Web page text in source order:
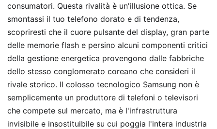
consumatori. Questa rivalità è un'illusione ottica. Se
smontassi il tuo telefono dorato e di tendenza,
scopriresti che il cuore pulsante del display, gran parte
delle memorie flash e persino alcuni componenti critici
della gestione energetica provengono dalle fabbriche
dello stesso conglomerato coreano che consideri il
rivale storico. Il colosso tecnologico Samsung non è
semplicemente un produttore di telefoni o televisori
che compete sul mercato, ma è l'infrastruttura
invisibile e insostituibile su cui poggia l'intera industria